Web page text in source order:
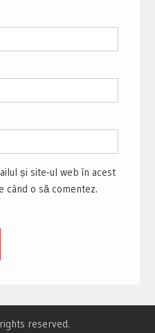
și site-ul web în acest
când o să comentez.
reserved.